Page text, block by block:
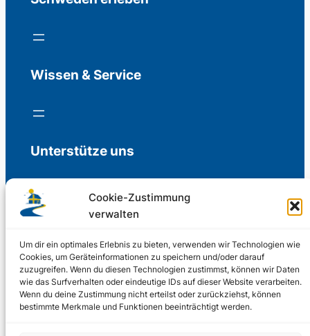
Cookie-Zustimmung
verwalten
Um dir ein optimales Erlebnis zu bieten, verwenden wir Technologien wie
Cookies, um Geräteinformationen zu speichern und/oder darauf
zuzugreifen. Wenn du diesen Technologien zustimmst, können wir Daten
wie das Surfverhalten oder eindeutige IDs auf dieser Website verarbeiten.
Wenn du deine Zustimmung nicht erteilst oder zurückziehst, können
bestimmte Merkmale und Funktionen beeinträchtigt werden.
Wissen & Service
Unterstütze uns
Freiwillige Spenden für die Aufrechterhaltung
Support us